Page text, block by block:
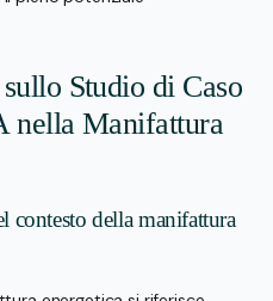
Studio di Caso
nella Manifattura
contesto della manifattura